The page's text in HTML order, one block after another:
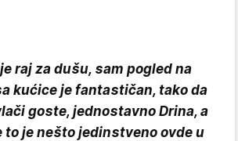
raj za dušu, sam pogled na
kućice je fantastičan, tako da
goste, jednostavno Drina, a
to je nešto jedinstveno ovde u